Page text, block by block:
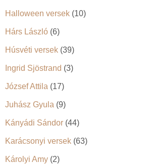
Halloween versek (10)
Hárs László (6)
Húsvéti versek (39)
Ingrid Sjöstrand (3)
József Attila (17)
Juhász Gyula (9)
Kányádi Sándor (44)
Karácsonyi versek (63)
Károlyi Amy (2)